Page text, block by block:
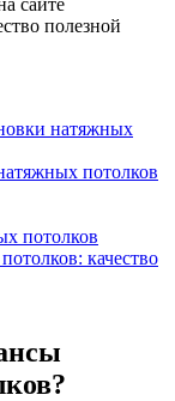
полезной
натяжных
потолков
потолков
качество